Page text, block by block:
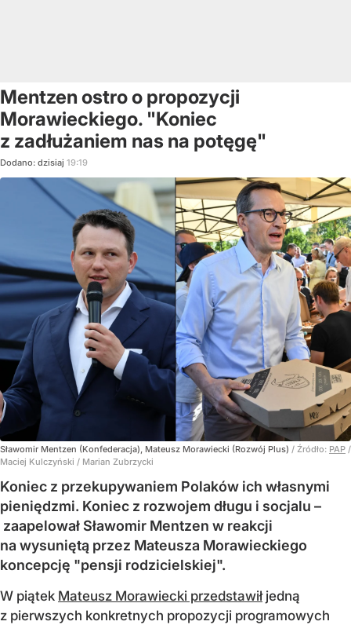
Mentzen ostro o propozycji
Morawieckiego. "Koniec
z zadłużaniem nas na potęgę"
Dodano: dzisiaj 19:19
Sławomir Mentzen (Konfederacja), Mateusz Morawiecki (Rozwój Plus) / Źródło: PAP /
Maciej Kulczyński / Marian Zubrzycki
Koniec z przekupywaniem Polaków ich własnymi
pieniędzmi. Koniec z rozwojem długu i socjalu –
zaapelował Sławomir Mentzen w reakcji
na wysuniętą przez Mateusza Morawieckiego
koncepcję "pensji rodzicielskiej".
W piątek Mateusz Morawiecki przedstawiłjedną
z pierwszych konkretnych propozycji programowych